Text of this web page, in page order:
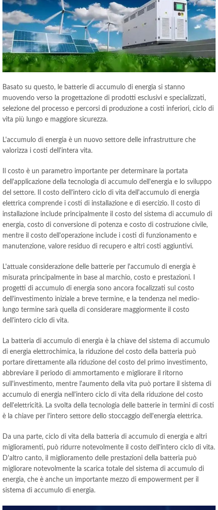
Basato su questo, le batterie di accumulo di energia si stanno
muovendo verso la progettazione di prodotti esclusivi e specializzati,
selezione del processo e percorsi di produzione a costi inferiori, ciclo di
vita più lungo e maggiore sicurezza.
L'accumulo di energia è un nuovo settore delle infrastrutture che
valorizza i costi dell'intera vita.
Il costo è un parametro importante per determinare la portata
dell'applicazione della tecnologia di accumulo dell'energia e lo sviluppo
del settore. Il costo dell'intero ciclo di vita dell'accumulo di energia
elettrica comprende i costi di installazione e di esercizio. Il costo di
installazione include principalmente il costo del sistema di accumulo di
energia, costo di conversione di potenza e costo di costruzione civile,
mentre il costo dell'operazione include i costi di funzionamento e
manutenzione, valore residuo di recupero e altri costi aggiuntivi.
L'attuale considerazione delle batterie per l'accumulo di energia è
misurata principalmente in base al marchio, costo e prestazioni. I
progetti di accumulo di energia sono ancora focalizzati sul costo
dell'investimento iniziale a breve termine, e la tendenza nel medio-
lungo termine sarà quella di considerare maggiormente il costo
dell'intero ciclo di vita.
La batteria di accumulo di energia è la chiave del sistema di accumulo
di energia elettrochimica, la riduzione del costo della batteria può
portare direttamente alla riduzione del costo del primo investimento,
abbreviare il periodo di ammortamento e migliorare il ritorno
sull'investimento, mentre l'aumento della vita può portare il sistema di
accumulo di energia nell'intero ciclo di vita della riduzione del costo
dell'elettricità. La svolta della tecnologia delle batterie in termini di costi
è la chiave per l'intero settore dello stoccaggio dell'energia elettrica.
Da una parte, ciclo di vita della batteria di accumulo di energia e altri
miglioramenti, può ridurre notevolmente il costo dell'intero ciclo di vita.
D'altro canto, il miglioramento delle prestazioni della batteria può
migliorare notevolmente la scarica totale del sistema di accumulo di
energia, che è anche un importante mezzo di empowerment per il
sistema di accumulo di energia.